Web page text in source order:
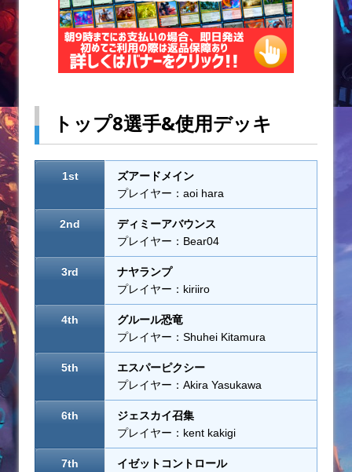
トップ8選手&使用デッキ
1st
ズアードメイン
プレイヤー：aoi hara
2nd
ディミーアバウンス
プレイヤー：Bear04
3rd
ナヤランプ
プレイヤー：kiriiro
4th
グルール恐竜
プレイヤー：Shuhei Kitamura
5th
エスパーピクシー
プレイヤー：Akira Yasukawa
6th
ジェスカイ召集
プレイヤー：kent kakigi
7th
イゼットコントロール